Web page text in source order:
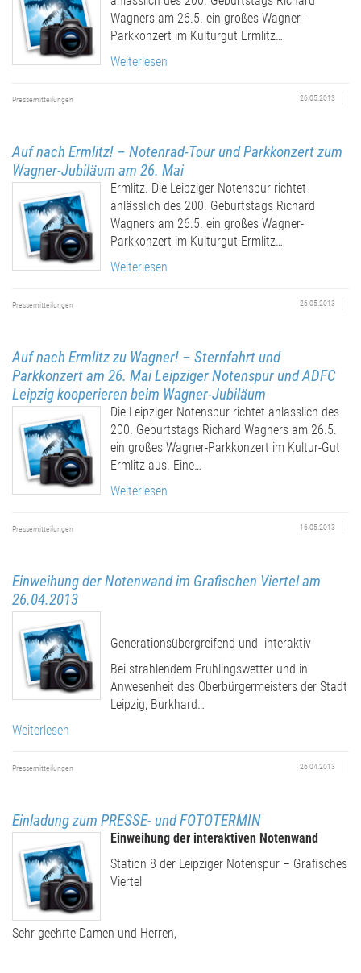
Wagners am 26.5. ein großes Wagner-
Parkkonzert im Kulturgut Ermlitz…
Weiterlesen
26.05.2013
Pressemitteilungen
Auf nach Ermlitz! – Notenrad-Tour und Parkkonzert zum
Wagner-Jubiläum am 26. Mai
Ermlitz. Die Leipziger Notenspur richtet
anlässlich des 200. Geburtstags Richard
Wagners am 26.5. ein großes Wagner-
Parkkonzert im Kulturgut Ermlitz…
Weiterlesen
26.05.2013
Pressemitteilungen
Auf nach Ermlitz zu Wagner! – Sternfahrt und
Parkkonzert am 26. Mai Leipziger Notenspur und ADFC
Leipzig kooperieren beim Wagner-Jubiläum
Die Leipziger Notenspur richtet anlässlich des
200. Geburtstags Richard Wagners am 26.5.
ein großes Wagner-Parkkonzert im Kultur-Gut
Ermlitz aus. Eine…
Weiterlesen
16.05.2013
Pressemitteilungen
Einweihung der Notenwand im Grafischen Viertel am
26.04.2013
Generationsübergreifend und interaktiv
Bei strahlendem Frühlingswetter und in
Anwesenheit des Oberbürgermeisters der Stadt
Leipzig, Burkhard…
Weiterlesen
26.04.2013
Pressemitteilungen
Einladung zum PRESSE- und FOTOTERMIN
Einweihung der interaktiven Notenwand
Station 8 der Leipziger Notenspur – Grafisches
Viertel
Sehr geehrte Damen und Herren,